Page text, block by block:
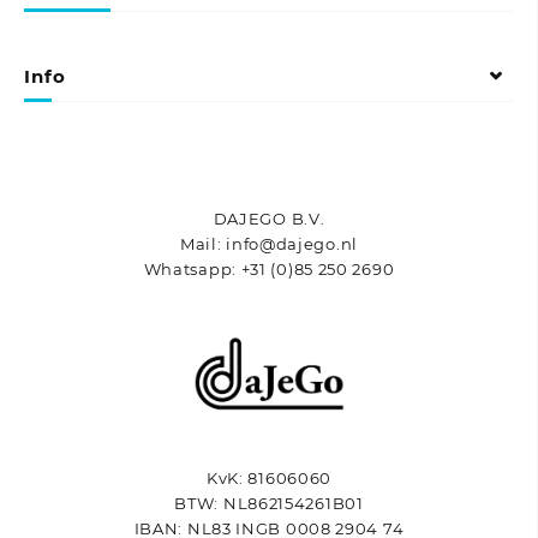
optie
gekozen
Info
DAJEGO B.V.
Mail: info@dajego.nl
Whatsapp: +31 (0)85 250 2690
KvK: 81606060
BTW: NL862154261B01
IBAN: NL83 INGB 0008 2904 74